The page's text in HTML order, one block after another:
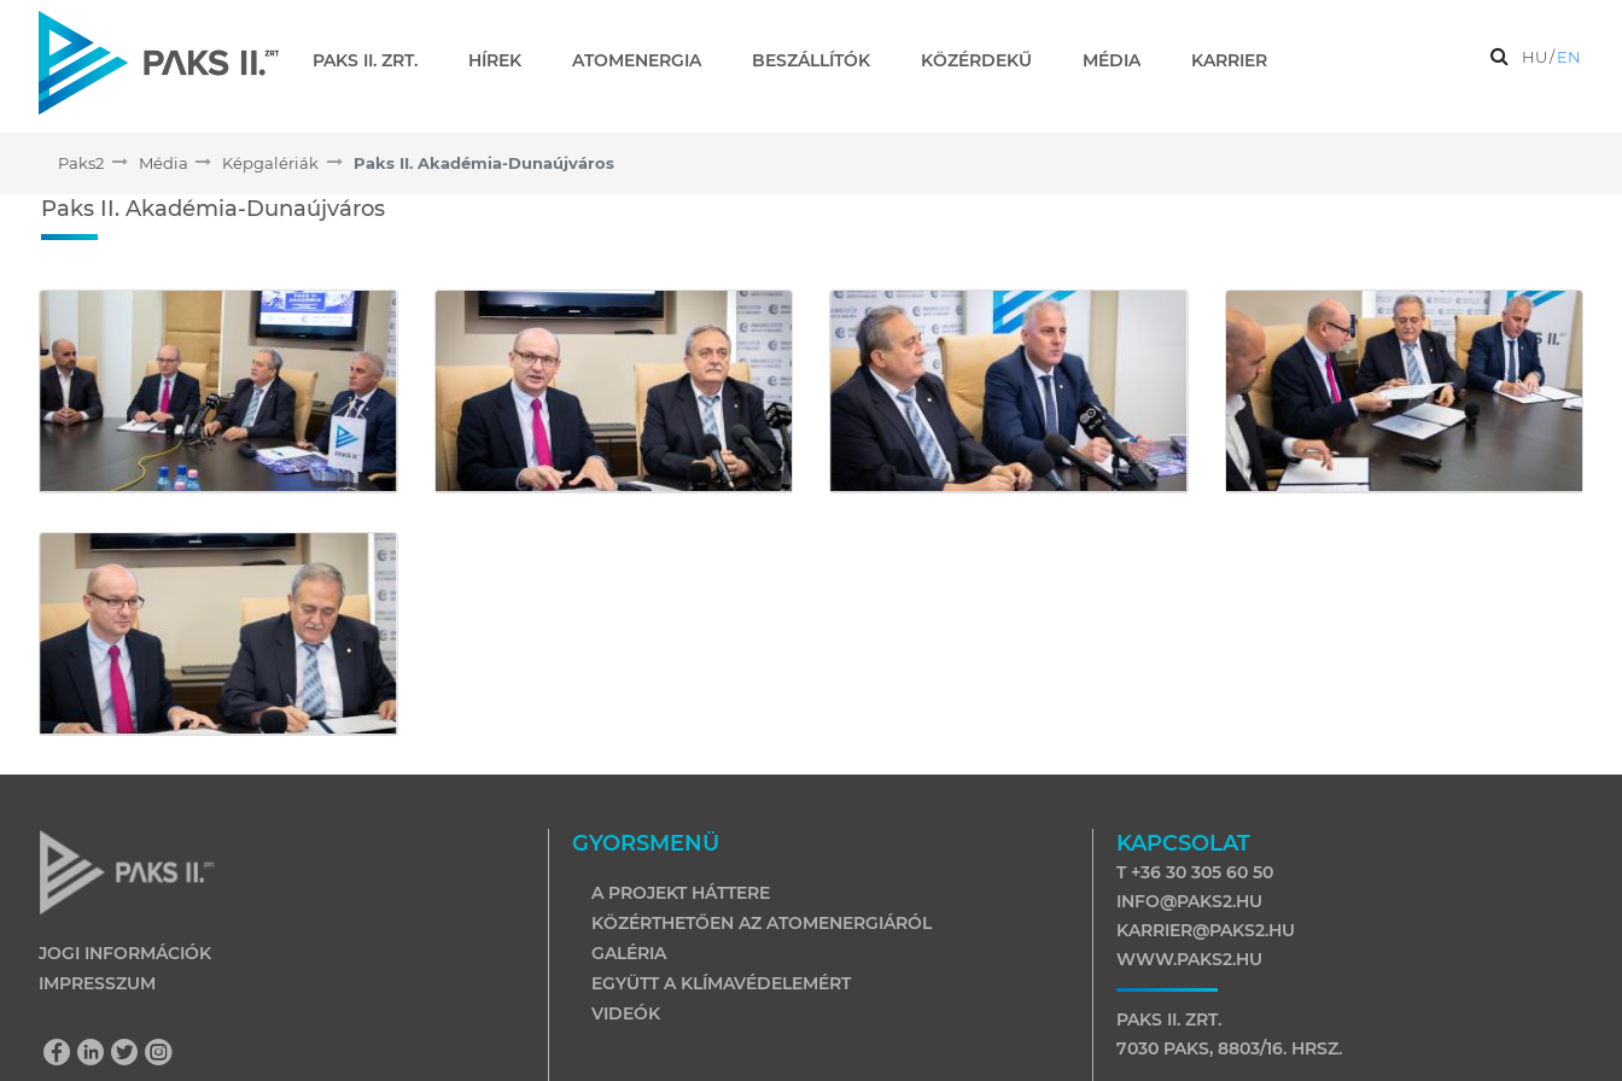
PAKS II. ZRT. HÍREK ATOMENERGIA BESZÁLLÍTÓK KÖZÉRDEKŰ MÉDIA KARRIER HU/EN
Paks2 Média Képgalériák Paks II. Akadémia-Dunaújváros
Paks II. Akadémia-Dunaújváros - Képgalériák
Paks II. Akadémia-Dunaújváros
JOGI INFORMÁCIÓK
IMPRESSZUM
GYORSMENÜ
A PROJEKT HÁTTERE
KÖZÉRTHETŐEN AZ ATOMENERGIÁRÓL
GALÉRIA
EGYÜTT A KLÍMAVÉDELEMÉRT
VIDEÓK
KAPCSOLAT
T +36 30 305 60 50
INFO@PAKS2.HU
KARRIER@PAKS2.HU
WWW.PAKS2.HU
PAKS II. ZRT.
7030 PAKS, 8803/16. HRSZ.